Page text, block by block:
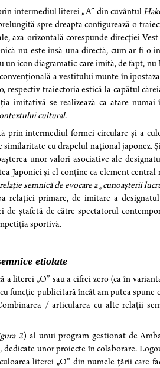
intermediul literei „A” din cuvântul
spre dreapta configurează o
axa orizontală corespunde direcției
nu este însă una directă, cum ar fi o
un icon diagramatic care imită, de fapt,
a vestitului munte în ipostaza
respectiv traiectoria estică la capătul
imitativă se realizează ca atare
cultural.
prin intermediul formei circulare și a
similaritate cu drapelul național japonez.
unor valori asociative ale
Japoniei și el conține ca element
relație semnică de evocare a „cunoașterii
relației primare, de imitare a
ștafetă de către spectatorul
sportivă.
etiolate
a literei „O” sau a cifrei zero (ca în
funcție publicitară încât am putea spune
/ articularea cu alte relații
2) al unui program gestionat de
unor proiecte în colaborare.
literei „O” din numele țării care